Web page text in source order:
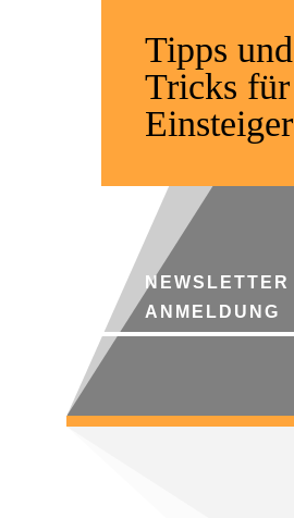
Tipps und
Tricks für
Einsteiger
NEWSLETTER
ANMELDUNG